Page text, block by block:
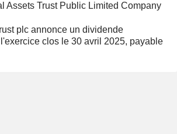
Assets Trust Public Limited Company
plc annonce un dividende
clos le 30 avril 2025, payable